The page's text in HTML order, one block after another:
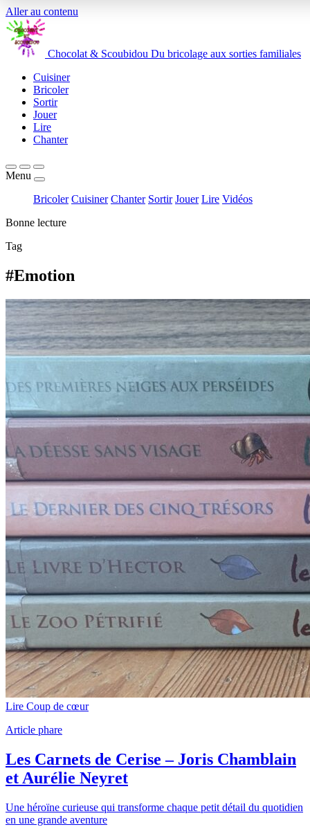
Aller au contenu
Chocolat & Scoubidou Du bricolage aux sorties familiales
Cuisiner
Bricoler
Sortir
Jouer
Lire
Chanter
Menu
Bricoler Cuisiner Chanter Sortir Jouer Lire Vidéos
Bonne lecture
Tag
#Emotion
Lire Coup de cœur
Article phare
Les Carnets de Cerise – Joris Chamblain
et Aurélie Neyret
Une héroïne curieuse qui transforme chaque petit détail du quotidien
en une grande aventure